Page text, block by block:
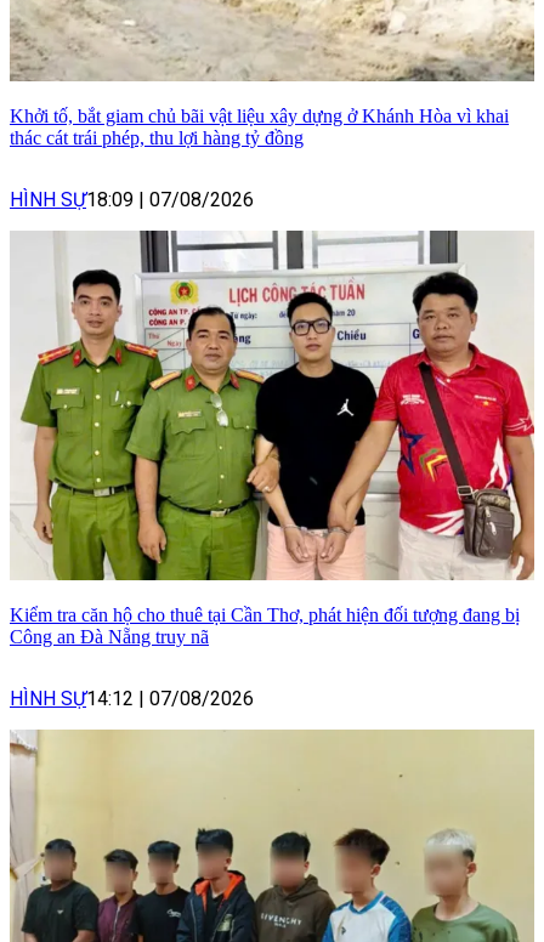
Khởi tố, bắt giam chủ bãi vật liệu xây dựng ở Khánh Hòa vì khai
thác cát trái phép, thu lợi hàng tỷ đồng
HÌNH SỰ18:09 | 07/08/2026
Kiểm tra căn hộ cho thuê tại Cần Thơ, phát hiện đối tượng đang bị
Công an Đà Nẵng truy nã
HÌNH SỰ14:12 | 07/08/2026